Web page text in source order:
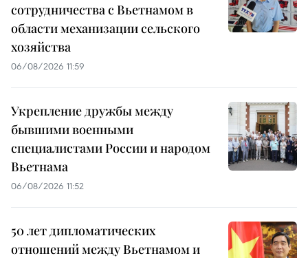
сотрудничества с Вьетнамом в
области механизации сельского
хозяйства
06/08/2026 11:59
Укрепление дружбы между
бывшими военными
специалистами России и народом
Вьетнама
06/08/2026 11:52
50 лет дипломатических
отношений между Вьетнамом и